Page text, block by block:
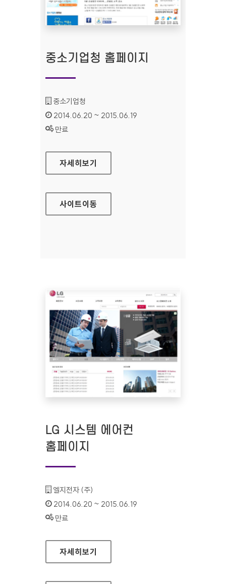
중소기업청 홈페이지
기관명 :
중소기업청
인증기간 :
2014.06.20 ~ 2015.06.19
상태 :
만료
중소기업청 홈페이지
자세히보기
사이트이동
LG 시스템 에어컨
홈페이지
기관명 :
엘지전자 (주)
인증기간 :
2014.06.20 ~ 2015.06.19
상태 :
만료
LG 시스템 에어컨 홈페이지
자세히보기